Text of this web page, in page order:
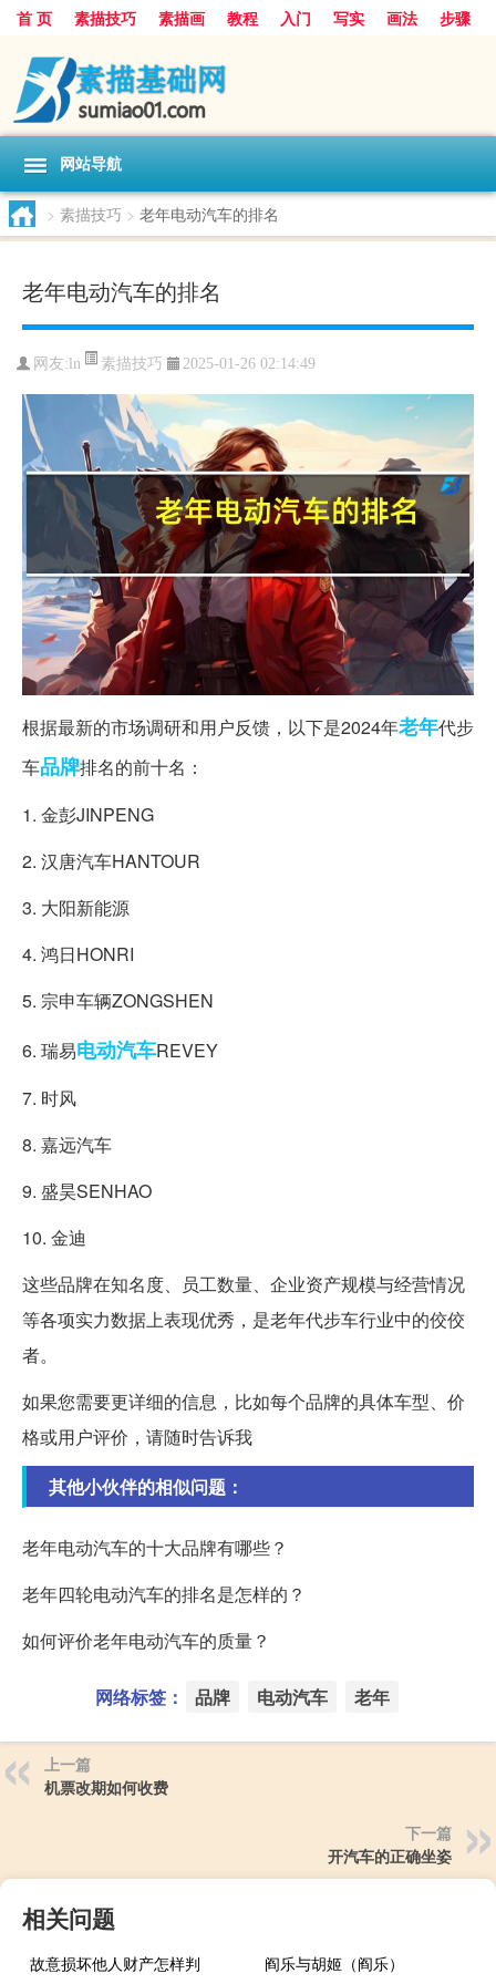
首 页 素描技巧 素描画 教程 入门 写实 画法
步骤
基础
超写实
网站导航
> 素描技巧 > 老年电动汽车的排名
老年电动汽车的排名
网友:ln 素描技巧 2025-01-26 02:14:49
根据最新的市场调研和用户反馈，以下是2024年老年代步
车品牌排名的前十名：
1. 金彭JINPENG
2. 汉唐汽车HANTOUR
3. 大阳新能源
4. 鸿日HONRI
5. 宗申车辆ZONGSHEN
6. 瑞易电动汽车REVEY
7. 时风
8. 嘉远汽车
9. 盛昊SENHAO
10. 金迪
这些品牌在知名度、员工数量、企业资产规模与经营情况
等各项实力数据上表现优秀，是老年代步车行业中的佼佼
者。
如果您需要更详细的信息，比如每个品牌的具体车型、价
格或用户评价，请随时告诉我
其他小伙伴的相似问题：
老年电动汽车的十大品牌有哪些？
老年四轮电动汽车的排名是怎样的？
如何评价老年电动汽车的质量？
网络标签： 品牌 电动汽车 老年
上一篇
机票改期如何收费
下一篇
开汽车的正确坐姿
相关问题
故意损坏他人财产怎样判 阎乐与胡姬（阎乐）